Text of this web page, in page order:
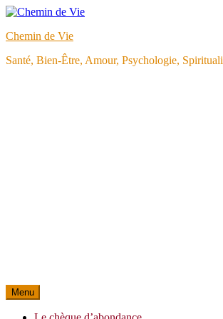
Aller
contenu
Chemin de Vie
Santé, Bien-Être, Amour, Psychologie,
Menu